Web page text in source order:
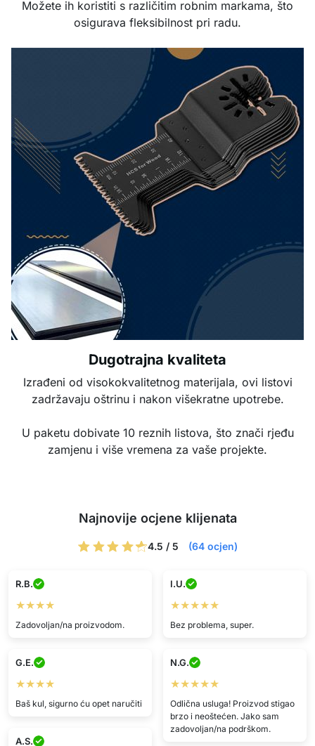
Možete ih koristiti s različitim robnim markama, što
osigurava fleksibilnost pri radu.
Dugotrajna kvaliteta
Izrađeni od visokokvalitetnog materijala, ovi listovi
zadržavaju oštrinu i nakon višekratne upotrebe.
U paketu dobivate 10 reznih listova, što znači rjeđu
zamjenu i više vremena za vaše projekte.
Najnovije ocjene klijenata
4.5 / 5 (64 ocjen)
R.B.
★★★★
Zadovoljan/na proizvodom.
I.U.
★★★★★
Bez problema, super.
G.E.
★★★★
Baš kul, sigurno ću opet naručiti
N.G.
★★★★★
Odlična usluga! Proizvod stigao
brzo i neoštećen. Jako sam
zadovoljan/na podrškom.
A.S.